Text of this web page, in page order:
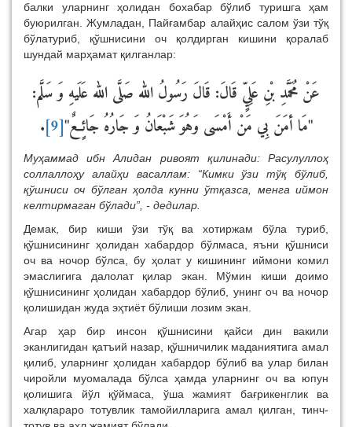
балки уларнинг ҳолидан бохабар бўлиб туришга ҳам
буюрилган. Жумладан, Пайғамбар алайҳис салом ўзи тўқ
бўлатуриб, қўшнисини оч қолдирган кишини қоралаб
шундай марҳамат қилганлар:
عَنْ مُحَمَّدِ بْنِ عَلِيٍّ قَالَ: قَالَ رَسُولُ الله صَلَّى الله عَلَيهِ وَ سَلَّم:
"مَا أمَنَ بِي مَنْ أَمْسَى وَهُوَ شَبْعَانُ وَ جَارُهُ جَائٍعٌ"[9]
.
Муҳаммад ибн Алидан ривоят қилинади:
Расулуллоҳ
соллаллоҳу алайҳи васаллам: “Кимки ўзи тўқ бўлиб,
қўшниси оч бўлган ҳолда кунни ўтқазса, менга иймон
келтирмаган бўлади”, - дедилар.
Демак, бир киши ўзи тўқ ва хотиржам бўла туриб,
қўшнисининг ҳолидан хабардор бўлмаса, яъни қўшниси
оч ва ночор бўлса, бу ҳолат у кишининг иймони комил
эмаслигига далолат қилар экан. Мўмин киши доимо
қўшнисининг ҳолидан хабардор бўлиб, унинг оч ва ночор
қолишидан жуда эҳтиёт бўлиши лозим экан.
Агар ҳар бир инсон қўшнисини қайси дин вакили
эканлигидан қатъий назар, қўшничилик маданиятига амал
қилиб, уларнинг ҳолидан хабардор бўлиб ва улар билан
чиройли муомалада бўлса ҳамда уларнинг оч ва юпун
қолишига йўл қўймаса, ўша жамият бағрикенглик ва
халқлараро тотувлик тамойилларига амал қилган, тинч-